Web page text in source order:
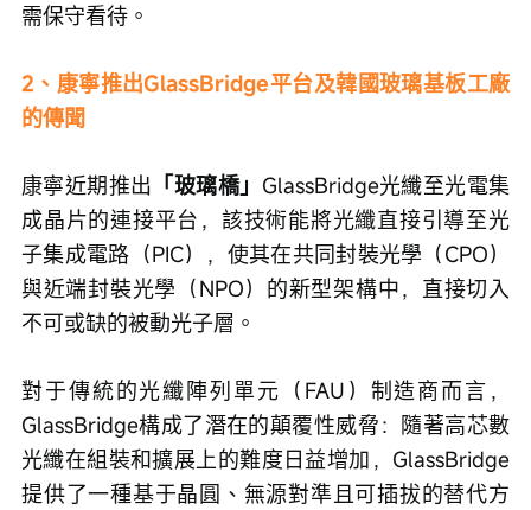
需保守看待。
2、康寧推出GlassBridge平台及韓國玻璃基板工廠
的傳聞
康寧近期推出 「玻璃橋」 GlassBridge光纖至光電集
成晶片的連接平台，該技術能將光纖直接引導至光
子集成電路（PIC），使其在共同封裝光學（CPO）
與近端封裝光學（NPO）的新型架構中，直接切入
不可或缺的被動光子層。
對于傳統的光纖陣列單元（FAU）制造商而言，
GlassBridge構成了潛在的顛覆性威脅：隨著高芯數
光纖在組裝和擴展上的難度日益增加，GlassBridge
提供了一種基于晶圓、無源對準且可插拔的替代方